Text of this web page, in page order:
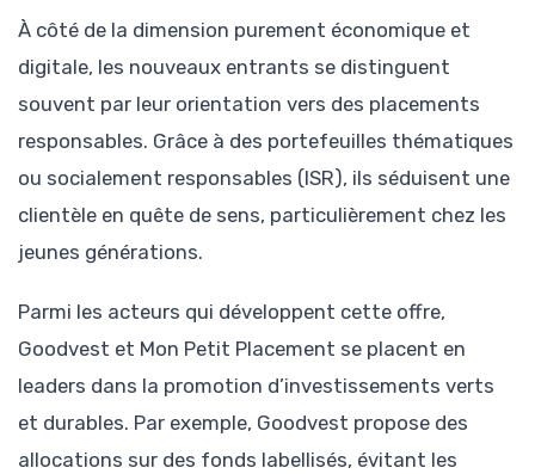
À côté de la dimension purement économique et
digitale, les nouveaux entrants se distinguent
souvent par leur orientation vers des placements
responsables. Grâce à des portefeuilles thématiques
ou socialement responsables (ISR), ils séduisent une
clientèle en quête de sens, particulièrement chez les
jeunes générations.
Parmi les acteurs qui développent cette offre,
Goodvest et Mon Petit Placement se placent en
leaders dans la promotion d’investissements verts
et durables. Par exemple, Goodvest propose des
allocations sur des fonds labellisés, évitant les